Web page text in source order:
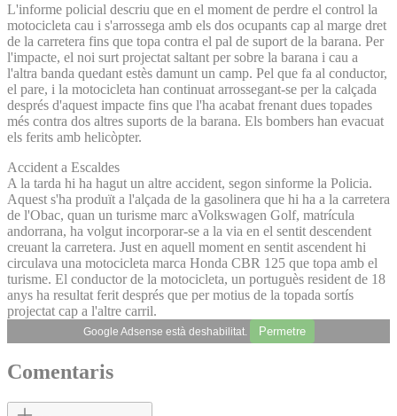
L'informe policial descriu que en el moment de perdre el control la
motocicleta cau i s'arrossega amb els dos ocupants cap al marge dret
de la carretera fins que topa contra el pal de suport de la barana. Per
l'impacte, el noi surt projectat saltant per sobre la barana i cau a
l'altra banda quedant estès damunt un camp. Pel que fa al conductor,
el pare, i la motocicleta han continuat arrossegant-se per la calçada
després d'aquest impacte fins que l'ha acabat frenant dues topades
més contra dos altres suports de la barana. Els bombers han evacuat
els ferits amb helicòpter.
Accident a Escaldes
A la tarda hi ha hagut un altre accident, segon sinforme la Policia.
Aquest s'ha produït a l'alçada de la gasolinera que hi ha a la carretera
de l'Obac, quan un turisme marc aVolkswagen Golf, matrícula
andorrana, ha volgut incorporar-se a la via en el sentit descendent
creuant la carretera. Just en aquell moment en sentit ascendent hi
circulava una motocicleta marca Honda CBR 125 que topa amb el
turisme. El conductor de la motocicleta, un portuguès resident de 18
anys ha resultat ferit després que per motius de la topada sortís
projectat cap a l'altre carril.
Google Adsense està deshabilitat. Permetre
Comentaris